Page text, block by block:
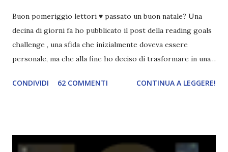
Buon pomeriggio lettori ♥ passato un buon natale? Una
decina di giorni fa ho pubblicato il post della reading goals
challenge , una sfida che inizialmente doveva essere
personale, ma che alla fine ho deciso di trasformare in una
persone interessate. E quindi eccomi qui con il post delle
challenge un po' particolare perché ogni libro letto può
CONDIVIDI 62 COMMENTI CONTINUA A LEGGERE!